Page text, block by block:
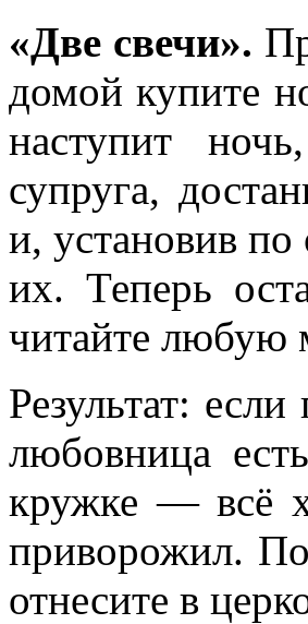
«Две свечи».
домой купите
наступит
супруга,
и, установив
их. Теперь
читайте любую
Результат:
любовница
кружке — всё
приворожил.
отнесите в